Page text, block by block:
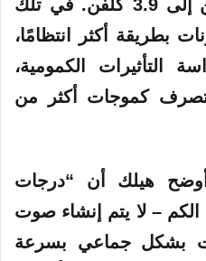
من حوالي 10 ملي كلفن إلى 3.9 كلفن. في تلك
بطريقة أكثر انتظامًا،
التأثيرات الكمومية،
كموجات أكثر من
هيلك أن “درجات
الكم – لا يتم إنشاء صوت
بشكل جماعي بسرعة